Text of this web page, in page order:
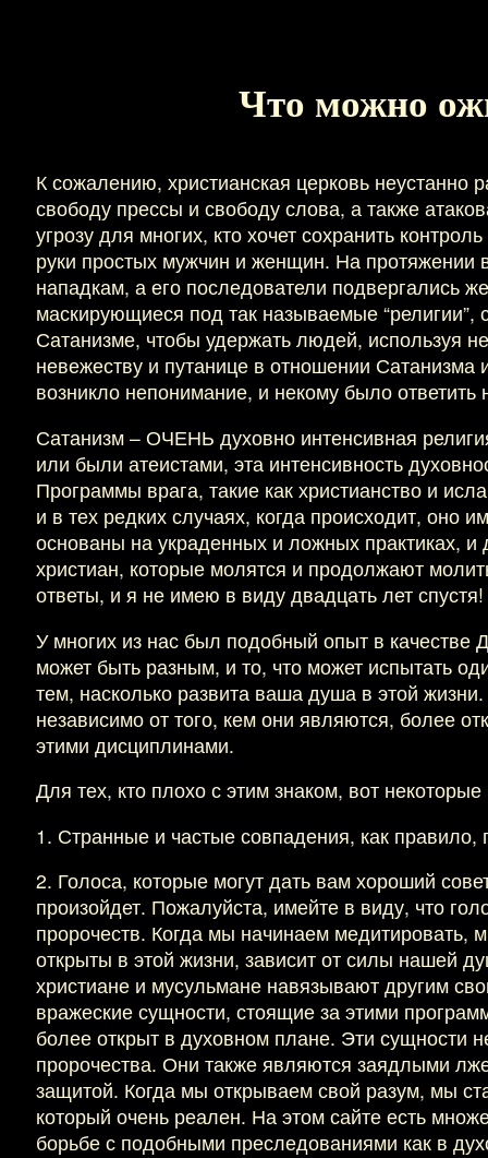
Что можно
К сожалению, христианская церковь неустанно
свободу прессы и свободу слова, а также
угрозу для многих, кто хочет сохранить
руки простых мужчин и женщин. На
нападкам, а его последователи подвергались
маскирующиеся под так называемые
Сатанизме, чтобы удержать людей, используя
невежеству и путанице в отношении
возникло непонимание, и некому было
Сатанизм – ОЧЕНЬ духовно интенсивная
или были атеистами, эта интенсивность
Программы врага, такие как христианство и
и в тех редких случаях, когда происходит, оно
основаны на украденных и ложных практиках,
христиан, которые молятся и продолжают
ответы, и я не имею в виду двадцать лет спустя!
У многих из нас был подобный опыт в
может быть разным, и то, что может испытать
тем, насколько развита ваша душа в этой
независимо от того, кем они являются, более
этими дисциплинами.
Для тех, кто плохо с этим знаком, вот
1. Странные и частые совпадения, как правило,
2. Голоса, которые могут дать вам хороший
произойдет. Пожалуйста, имейте в виду, что
пророчеств. Когда мы начинаем
открыты в этой жизни, зависит от силы нашей
христиане и мусульмане навязывают другим
вражеские сущности, стоящие за этими
более открыт в духовном плане. Эти сущности
пророчества. Они также являются заядлыми
защитой. Когда мы открываем свой разум, мы
который очень реален. На этом сайте есть
борьбе с подобными преследованиями как в